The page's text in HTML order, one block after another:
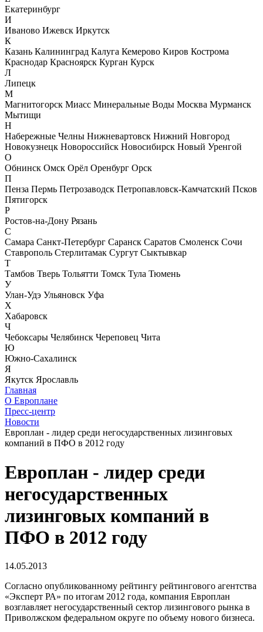
Екатеринбург
И
Иваново Ижевск Иркутск
К
Казань Калининград Калуга Кемерово Киров Кострома
Краснодар Красноярск Курган Курск
Л
Липецк
М
Магнитогорск Миасс Минеральные Воды Москва Мурманск
Мытищи
Н
Набережные Челны Нижневартовск Нижний Новгород
Новокузнецк Новороссийск Новосибирск Новый Уренгой
О
Обнинск Омск Орёл Оренбург Орск
П
Пенза Пермь Петрозаводск Петропавловск-Камчатский Псков
Пятигорск
Р
Ростов-на-Дону Рязань
С
Самара Санкт-Петербург Саранск Саратов Смоленск Сочи
Ставрополь Стерлитамак Сургут Сыктывкар
Т
Тамбов Тверь Тольятти Томск Тула Тюмень
У
Улан-Удэ Ульяновск Уфа
Х
Хабаровск
Ч
Чебоксары Челябинск Череповец Чита
Ю
Южно-Сахалинск
Я
Якутск Ярославль
Главная
О Европлане
Пресс-центр
Новости
Европлан - лидер среди негосударственных лизинговых
компаний в ПФО в 2012 году
Европлан - лидер среди
негосударственных
лизинговых компаний в
ПФО в 2012 году
14.05.2013
Согласно опубликованному рейтингу рейтингового агентства
«Эксперт РА» по итогам 2012 года, компания Европлан
возглавляет негосударственный сектор лизингового рынка в
Приволжском федеральном округе по объему нового бизнеса.